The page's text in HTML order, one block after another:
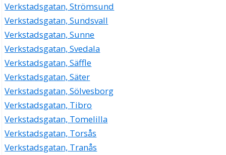
Verkstadsgatan, Strömsund
Verkstadsgatan, Sundsvall
Verkstadsgatan, Sunne
Verkstadsgatan, Svedala
Verkstadsgatan, Säffle
Verkstadsgatan, Säter
Verkstadsgatan, Sölvesborg
Verkstadsgatan, Tibro
Verkstadsgatan, Tomelilla
Verkstadsgatan, Torsås
Verkstadsgatan, Tranås